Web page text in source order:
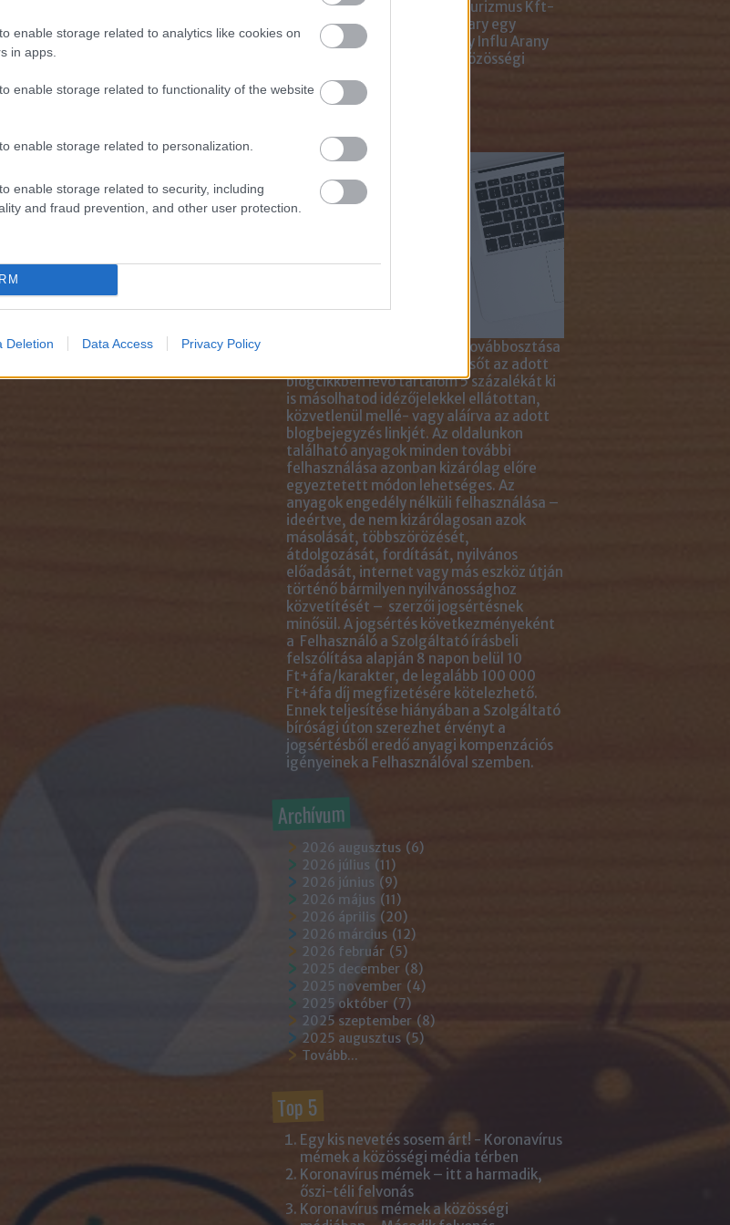
enable storage related to analytics like cookies on
in apps.
enable storage related to functionality of the website
enable storage related to personalization.
enable storage related to security, including
and fraud prevention, and other user protection.
Deletion Data Access Privacy Policy
Marketing Gyémánt Díjjal, Turizmus Kft-
től 5 díjjal, az Internet Hungary egy
fődíjjal, a KREATÍV pedig egy Influ Arany
díjjal tüntette ki cégünket közösségi
Így használd cikkeinket...
Az anyagok linkkel történő továbbosztása
természetesen lehetséges, sőt az adott
blogcikkben lévő tartalom 5 százalékát ki
is másolhatod idézőjelekkel ellátottan,
közvetlenül mellé- vagy aláírva az adott
blogbejegyzés linkjét. Az oldalunkon
található anyagok minden további
felhasználása azonban kizárólag előre
egyeztetett módon lehetséges. Az
anyagok engedély nélküli felhasználása –
ideértve, de nem kizárólagosan azok
másolását, többszörözését,
átdolgozását, fordítását, nyilvános
előadását, internet vagy más eszköz útján
történő bármilyen nyilvánossághoz
közvetítését – szerzői jogsértésnek
minősül. A jogsértés következményeként
a Felhasználó a Szolgáltató írásbeli
felszólítása alapján 8 napon belül 10
Ft+áfa/karakter, de legalább 100 000
Ft+áfa díj megfizetésére kötelezhető.
Ennek teljesítése hiányában a Szolgáltató
bírósági úton szerezhet érvényt a
jogsértésből eredő anyagi kompenzációs
igényeinek a Felhasználóval szemben.
Archívum
2026 augusztus (6)
2026 július (11)
2026 június (9)
2026 május (11)
2026 április (20)
2026 március (12)
2026 február (5)
2025 december (8)
2025 november (4)
2025 október (7)
2025 szeptember (8)
2025 augusztus (5)
Tovább...
Top 5
Egy kis nevetés sosem árt! - Koronavírus
mémek a közösségi média térben
Koronavírus mémek – itt a harmadik,
őszi-téli felvonás
Koronavírus mémek a közösségi